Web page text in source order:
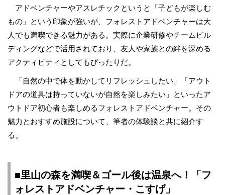
アドベンチャーやアスレチックというと「子どもが楽しむ
もの」という印象が強いが、フォレストアドベンチャーは大
人でも満喫できる魅力がある。実際に企業研修やチームビル
ディングなどで活用されており、友人や家族との絆を深める
アクティビティとしてもぴったりだ。
「自然の中で体を動かしてリフレッシュしたい」「アウト
ドアの道具は持っていないが自然を楽しみたい」といったア
ウトドア初心者も楽しめるフォレストアドベンチャー。その
魅力とおすすめ施設について、筆者の体験談と共に紹介す
る。
■里山の森を満喫＆ゴール後は温泉へ！「フ
ォレストアドベンチャー・こすげ」